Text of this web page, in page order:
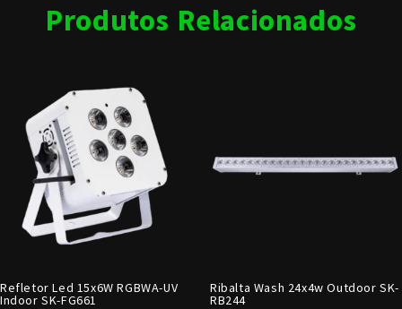
Produtos Relacionados
Refletor Led 15x6W RGBWA-UV
Indoor SK-FG661
Ribalta Wash 24x4w Outdoor SK-
RB244